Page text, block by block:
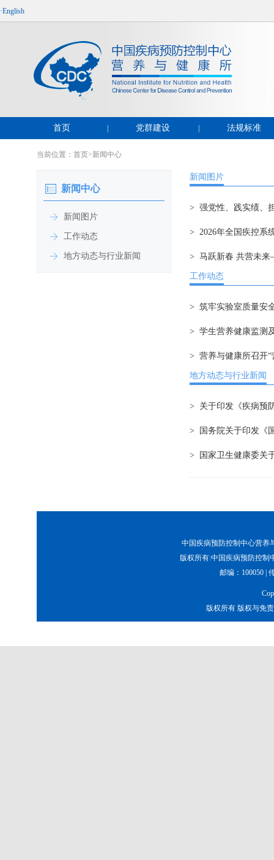
·English
首页 党群建设 法规标准
当前位置： 首页>新闻中心
新闻中心
新闻图片
工作动态
地方动态与行业新闻
新闻图片
> 强党性、践实绩、
> 2026年全国疾控系
> 马跃新春 共营未
工作动态
> 筑牢实验室质量安
> 学生营养健康监测
> 营养与健康所召开“
地方动态与行业新闻
> 关于印发《疾病预
> 国务院关于印发《
> 国家卫生健康委关
中国疾病预防控制中心营养
版权所有:中国疾病预防控制
邮编：100050 |
版权所有 版权与免